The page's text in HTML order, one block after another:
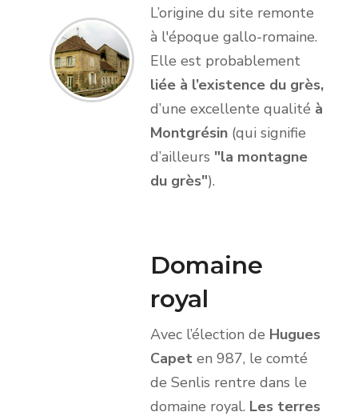
L’origine du site remonte
à l'époque gallo-romaine.
Elle est probablement
liée à l’existence du grès,
d’une excellente qualité à
Montgrésin (qui signifie
d’ailleurs "la montagne
du grès").
Domaine
royal
Avec l’élection de Hugues
Capet en 987, le comté
de Senlis rentre dans le
domaine royal. Les terres